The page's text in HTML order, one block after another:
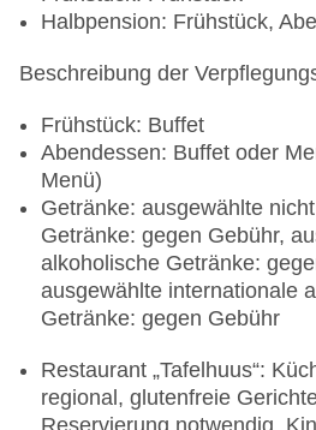
Halbpension: Frühstück,
Beschreibung der
Frühstück: Buffet
Abendessen: Buffet oder
Menü)
Getränke: ausgewählte
Getränke: gegen Gebühr,
alkoholische Getränke:
ausgewählte internationale
Getränke: gegen Gebühr
Restaurant „Tafelhuus“:
regional, glutenfreie